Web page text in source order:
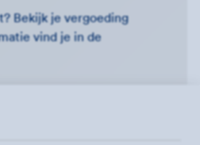
Bekijk je vergoeding
vind je in de